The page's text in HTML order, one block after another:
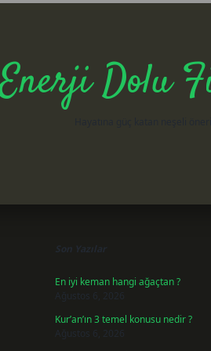
Dolu
Son Yazılar
En iyi keman hangi ağaçtan ?
Ağustos 6, 2026
Kur’an’ın 3 temel konusu nedir ?
Ağustos 6, 2026